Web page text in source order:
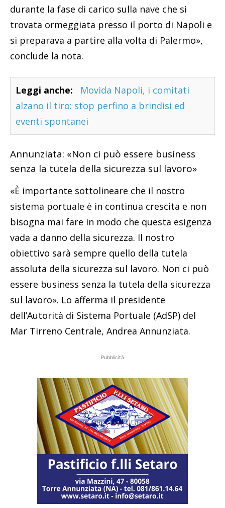
durante la fase di carico sulla nave che si
trovata ormeggiata presso il porto di Napoli e
si preparava a partire alla volta di Palermo»,
conclude la nota.
Leggi anche:
Movida Napoli, i comitati
alzano il tiro: stop perfino a brindisi ed
eventi spontanei
Annunziata: «Non ci può essere business
senza la tutela della sicurezza sul lavoro»
«È importante sottolineare che il nostro
sistema portuale è in continua crescita e non
bisogna mai fare in modo che questa esigenza
vada a danno della sicurezza. Il nostro
obiettivo sarà sempre quello della tutela
assoluta della sicurezza sul lavoro. Non ci può
essere business senza la tutela della sicurezza
sul lavoro». Lo afferma il presidente
dell’Autorità di Sistema Portuale (AdSP) del
Mar Tirreno Centrale, Andrea Annunziata.
Pubblicità